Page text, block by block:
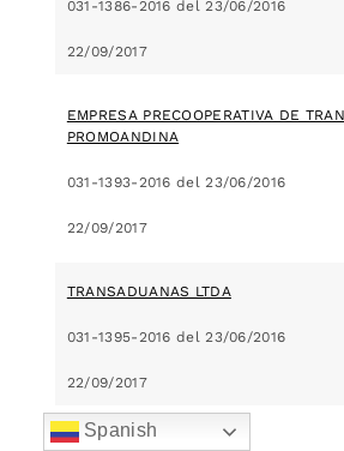
031-1386-2016 del 23/06/2016
22/09/2017
EMPRESA PRECOOPERATIVA DE
PROMOANDINA
031-1393-2016 del 23/06/2016
22/09/2017
TRANSADUANAS LTDA
031-1395-2016 del 23/06/2016
22/09/2017
PETROCIVILES LTDA
Spanish